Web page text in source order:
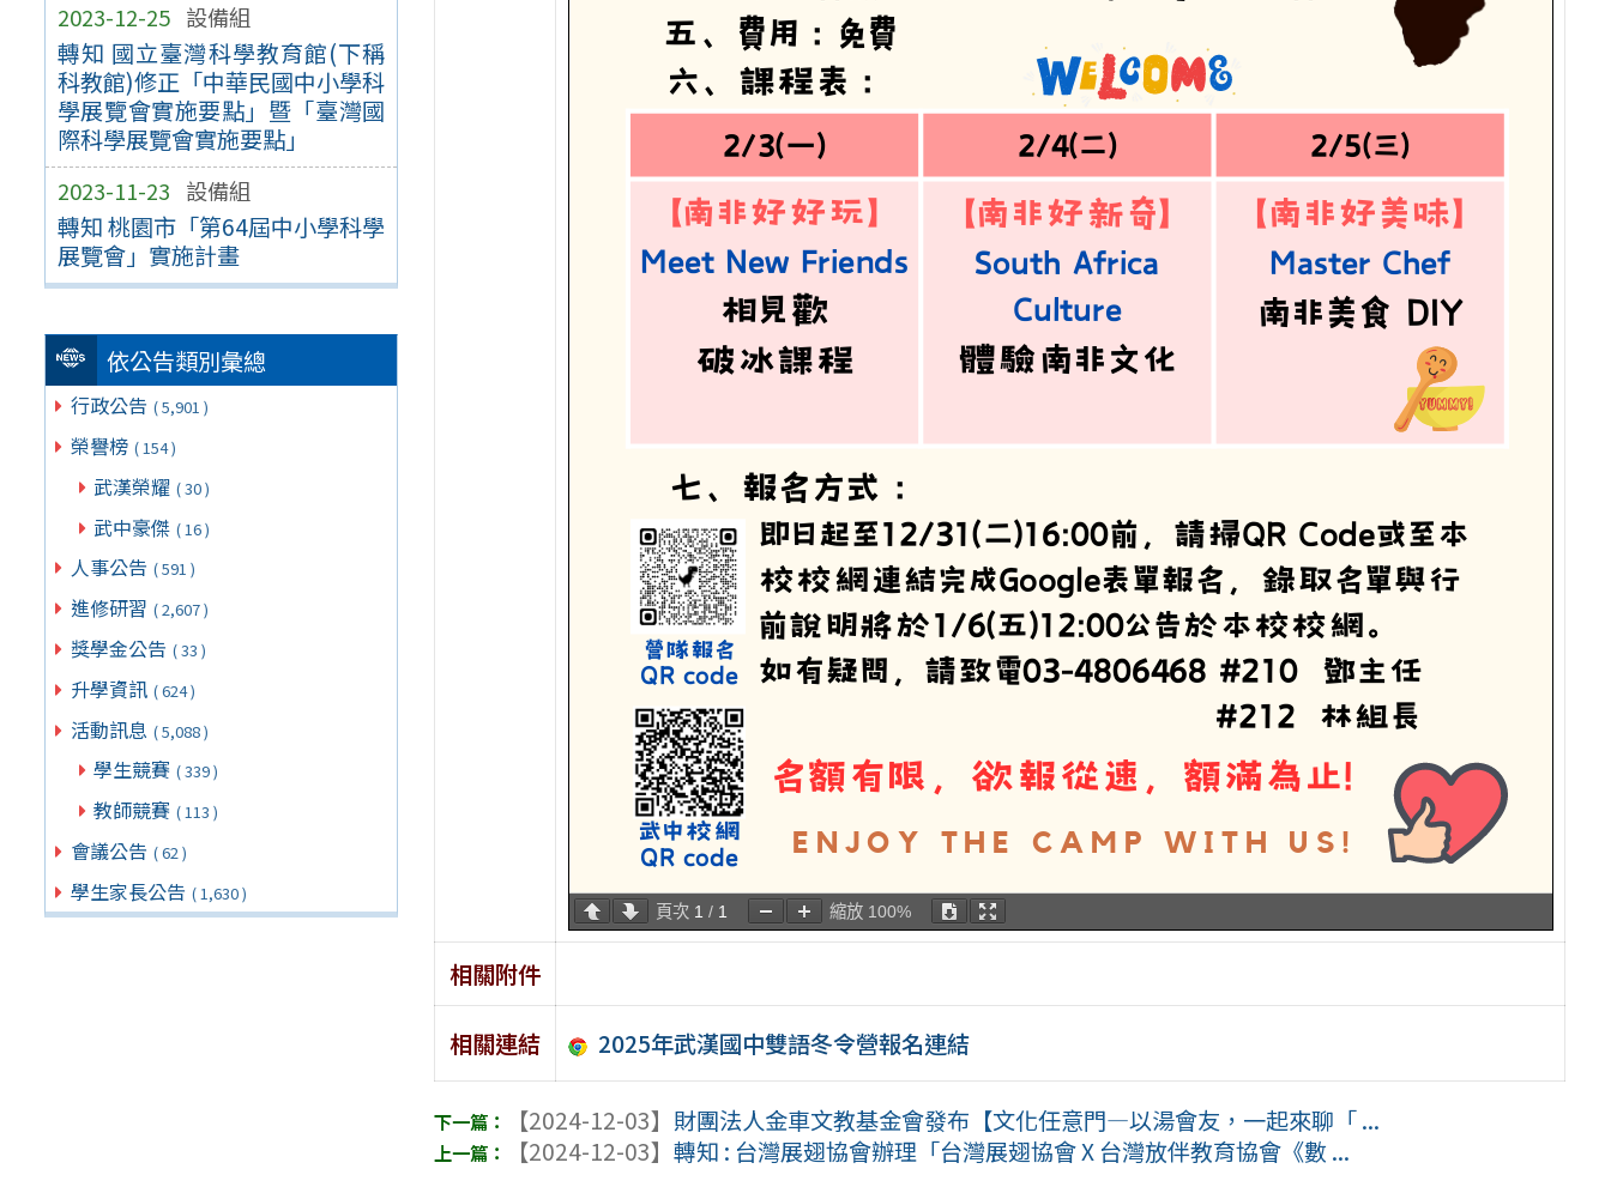
2023-12-25 設備組
轉知 國立臺灣科學教育館(下稱
科教館)修正「中華民國中小學科
學展覽會實施要點」暨「臺灣國
際科學展覽會實施要點」
2023-11-23 設備組
轉知 桃園市「第64屆中小學科學
展覽會」實施計畫
依公告類別彙總
行政公告 ( 5,901 )
榮譽榜 ( 154 )
武漢榮耀 ( 30 )
武中豪傑 ( 16 )
人事公告 ( 591 )
進修研習 ( 2,607 )
獎學金公告 ( 33 )
升學資訊 ( 624 )
活動訊息 ( 5,088 )
學生競賽 ( 339 )
教師競賽 ( 113 )
會議公告 ( 62 )
學生家長公告 ( 1,630 )
頁次 1 / 1 縮放 100%
相關附件
相關連結 2025年武漢國中雙語冬令營報名連結
【2024-12-03】 財團法人金車文教基金會發布【文化任意門—以湯會友，一起來聊「 ...
【2024-12-03】轉知 : 台灣展翅協會辦理「台灣展翅協會 X 台灣放伴教育協會《數 ...